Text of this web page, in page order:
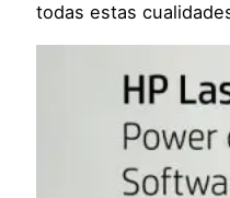
todas estas